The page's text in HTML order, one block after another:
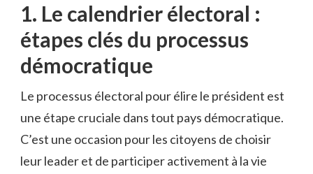
1. ⁢Le calendrier électoral ⁤:
étapes clés du‌ processus
démocratique
Le ⁤processus⁣ électoral pour élire ⁤le président est
une étape cruciale ⁣dans tout pays‍ démocratique.
C’est une occasion pour ⁣les citoyens de‍ choisir
leur leader et de participer activement à la ‌vie